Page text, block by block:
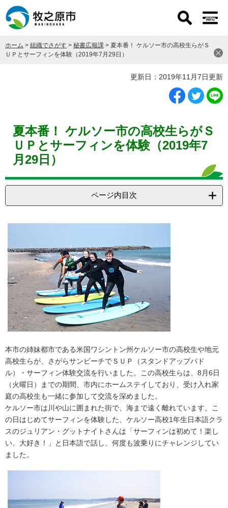
ー
先
頭
ニ
を
飛
ホーム > 組織でさがす > 秘書広報課 > 夏本番！ ケルソー市の高校生らがＳ
ＵＰとサーフィンを体験（2019年7月29日）
更新日：2019年11月7日更新
夏本番！ ケルソー市の高校生らがＳ
ＵＰとサーフィンを体験（2019年7
月29日）
ページ内目次
本市の姉妹都市である米国ワシントン州ケルソー市の高校生や地元
高校生らが、さがらサンビーチでＳＵＰ（スタンドアップパド
ル）・サーフィン体験交流を行いました。この高校生らは、8月6日
（火曜日）までの期間、市内にホームステイしており、受け入れ家
庭の高校生も一緒に参加して交流を深めました。
ケルソー市は川や山に囲まれた街で、海まで遠く離れています。こ
の日はじめてサーフィンを体験した、ケルソー高校1年生日本語クラ
スのジュリアン・グットナイトさんは「サーフィンは初めて！楽し
い、大好き！」と日本語で話し、何度も波乗りにチャレンジしてい
ました。